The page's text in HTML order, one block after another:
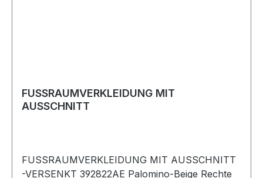
FUSSRAUMVERKLEIDUNG MIT
AUSSCHNITT
FUSSRAUMVERKLEIDUNG MIT AUSSCHNITT
-VERSENKT 392822AE Palomino-Beige Rechte